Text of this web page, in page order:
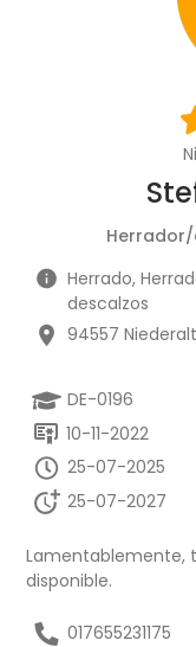
Herrado,
descalzos
94557
DE-0196
10-11-2022
25-07-2025
25-07-2027
Lamentablemente,
disponible.
017655231175